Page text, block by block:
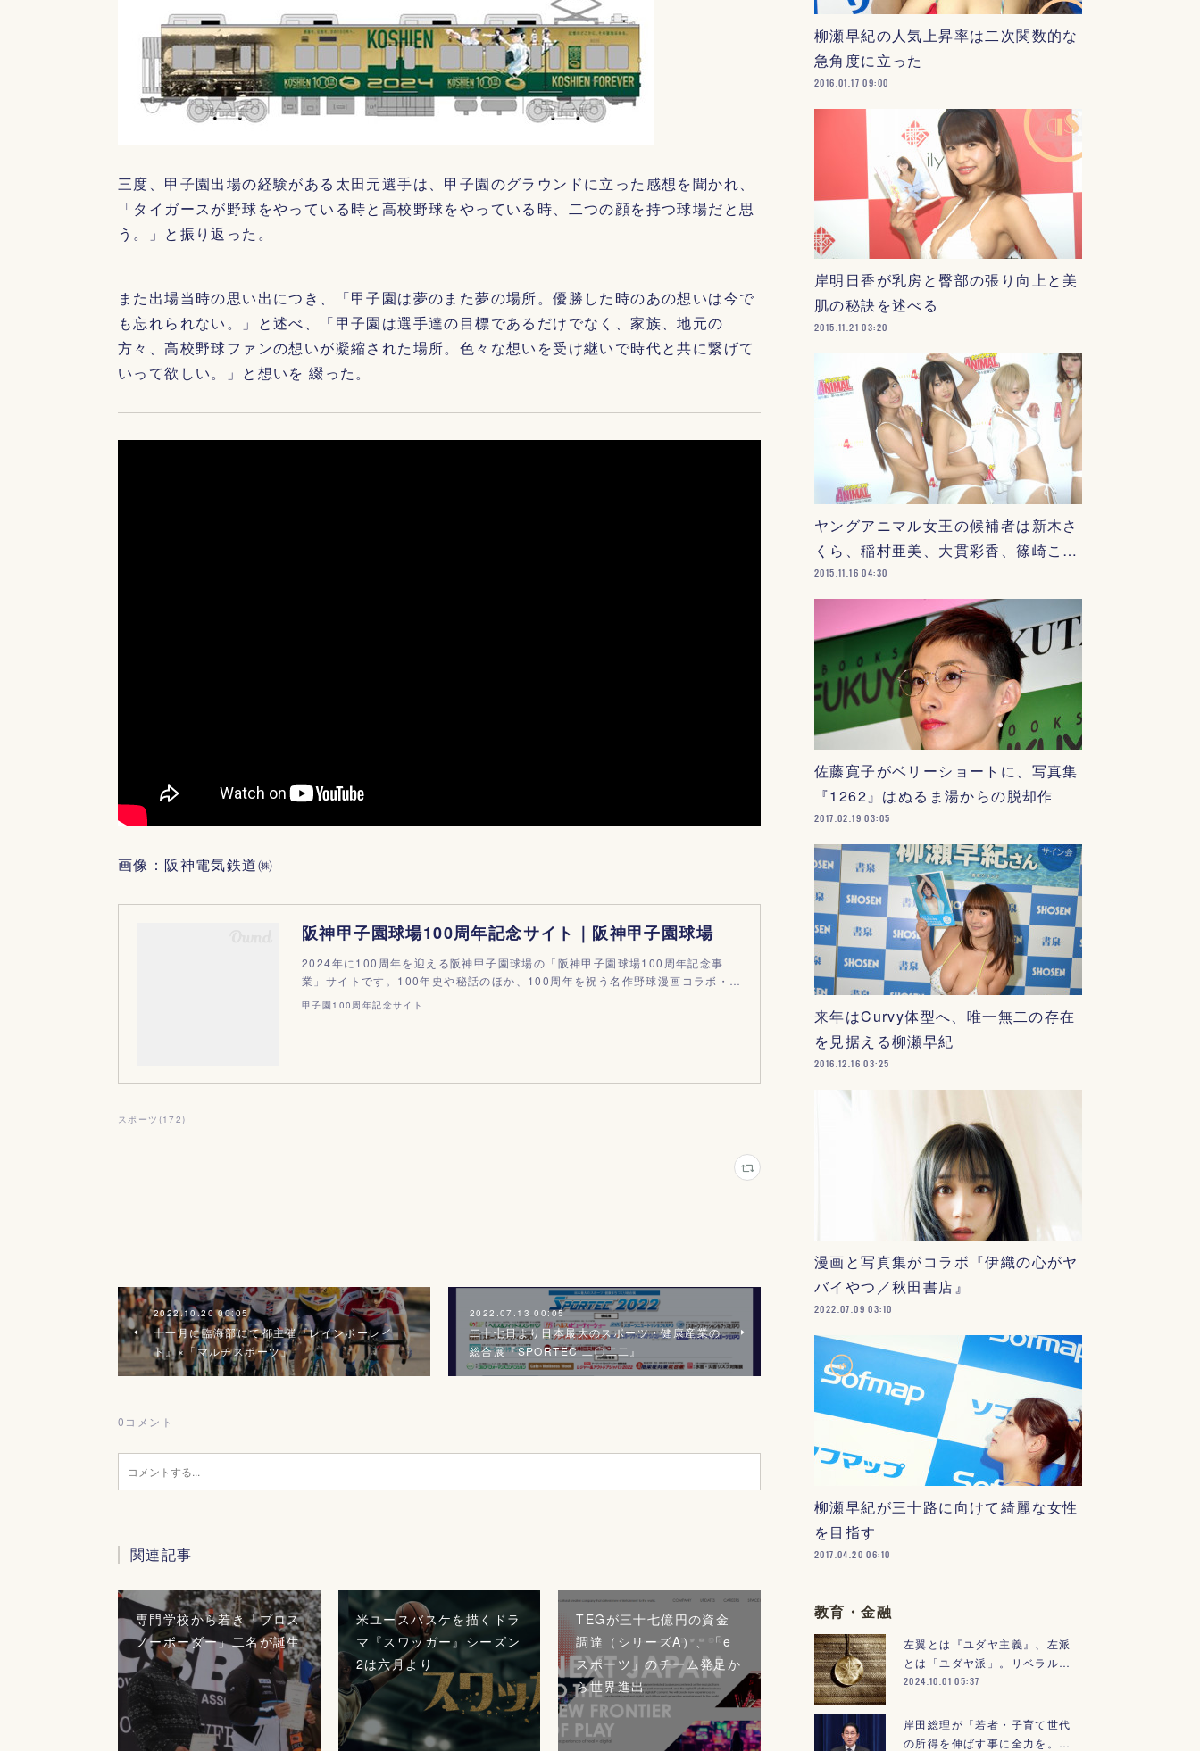
三度、甲子園出場の経験がある太田元選手は、甲子園のグラウンドに立った感想を聞かれ、
「タイガースが野球をやっている時と高校野球をやっている時、二つの顔を持つ球場だと思
う。」と振り返った。
また出場当時の思い出につき、「甲子園は夢のまた夢の場所。優勝した時のあの想いは今で
も忘れられない。」と述べ、「甲子園は選手達の目標であるだけでなく、家族、地元の
方々、高校野球ファンの想いが凝縮された場所。色々な想いを受け継いで時代と共に繋げて
いって欲しい。」と想いを 綴った。
画像：阪神電気鉄道㈱
阪神甲子園球場100周年記念サイト｜阪神甲子園球場
2024年に100周年を迎える阪神甲子園球場の「阪神甲子園球場100周年記念事
業」サイトです。100年史や秘話のほか、100周年を祝う名作野球漫画コラボ・…
甲子園100周年記念サイト
スポーツ (172)
2022.10.20 00:05
十一月に臨海部にて都主催『レインボーレイ
ド』×「マルチスポーツ」
2022.07.13 00:05
二十七日より日本最大のスポーツ・健康産業の
総合展『SPORTEC 二〇二二』
0 コメント
関連記事
専門学校から若き「プロス
ノーボーダー」二名が誕生
米ユースバスケを描くドラ
マ『スワッガー』シーズン
2は六月より
TEGが三十七億円の資金
調達（シリーズA）、「e
スポーツ」のチーム発足か
ら世界進出
柳瀬早紀の人気上昇率は二次関数的な
急角度に立った
2016.01.17 09:00
岸明日香が乳房と臀部の張り向上と美
肌の秘訣を述べる
2015.11.21 03:20
ヤングアニマル女王の候補者は新木さ
くら、稲村亜美、大貫彩香、篠崎こ…
2015.11.16 04:30
佐藤寛子がベリーショートに、写真集
『1262』はぬるま湯からの脱却作
2017.02.19 03:05
来年はCurvy体型へ、唯一無二の存在
を見据える柳瀬早紀
2016.12.16 03:25
漫画と写真集がコラボ『伊織の心がヤ
バイやつ／秋田書店』
2022.07.09 03:10
柳瀬早紀が三十路に向けて綺麗な女性
を目指す
2017.04.20 06:10
教育・金融
左翼とは『ユダヤ主義』、左派
とは「ユダヤ派」。リベラル…
2024.10.01 05:37
岸田総理が「若者・子育て世代
の所得を伸ばす事に全力を。…